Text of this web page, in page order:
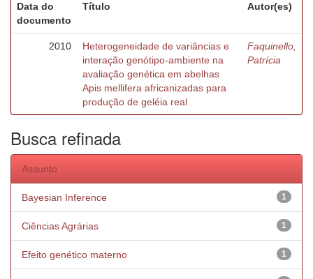
Data do
documento
Título Autor(es)
2010
Heterogeneidade de variâncias e
interação genótipo-ambiente na
avaliação genética em abelhas
Apis mellifera africanizadas para
produção de geléia real
Faquinello,
Patrícia
Busca refinada
Assunto
1
Bayesian Inference
1
Ciências Agrárias
1
Efeito genético materno